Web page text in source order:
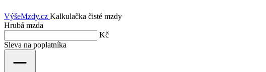
VýšeMzdy.cz Kalkulačka čisté mzdy
Hrubá mzda
Kč
Sleva na poplatníka